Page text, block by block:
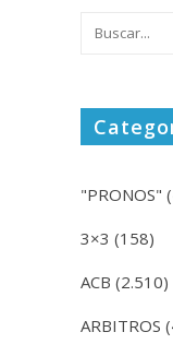
"PRONOS"
3×3 (158)
ACB (2.510)
ARBITROS